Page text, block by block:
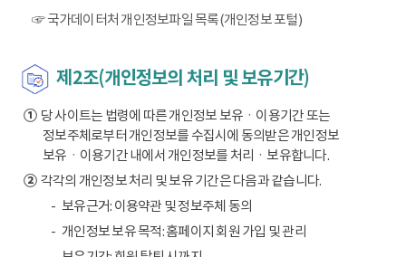
☞ 국가데이터처 개인정보파일 목록(개인정보 포털)
제2조(개인정보의 처리 및 보유기간)
①당 사이트는 법령에 따른 개인정보 보유ㆍ이용기간 또는
정보주체로부터 개인정보를 수집시에 동의받은 개인정보
보유ㆍ이용기간 내에서 개인정보를 처리ㆍ보유합니다.
②각각의 개인정보 처리 및 보유 기간은 다음과 같습니다.
보유근거: 이용약관 및 정보주체 동의
개인정보 보유 목적: 홈페이지 회원 가입 및 관리